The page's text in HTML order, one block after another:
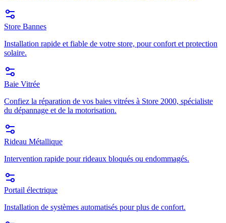
Store Bannes
Installation rapide et fiable de votre store, pour confort et protection
solaire.
Baie Vitrée
Confiez la réparation de vos baies vitrées à Store 2000, spécialiste
du dépannage et de la motorisation.
Rideau Métallique
Intervention rapide pour rideaux bloqués ou endommagés.
Portail électrique
Installation de systèmes automatisés pour plus de confort.